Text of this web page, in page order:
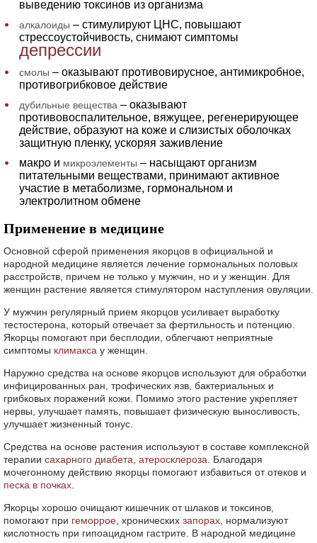
выведению токсинов из организма
алкалоиды – стимулируют ЦНС, повышают
стрессоустойчивость, снимают симптомы
депрессии
смолы – оказывают противовирусное, антимикробное,
противогрибковое действие
дубильные вещества – оказывают
противовоспалительное, вяжущее, регенерирующее
действие, образуют на коже и слизистых оболочках
защитную пленку, ускоряя заживление
макро и микроэлементы – насыщают организм
питательными веществами, принимают активное
участие в метаболизме, гормональном и
электролитном обмене
Применение в медицине
Основной сферой применения якорцов в официальной и
народной медицине является лечение гормональных половых
расстройств, причем не только у мужчин, но и у женщин. Для
женщин растение является стимулятором наступления овуляции.
У мужчин регулярный прием якорцов усиливает выработку
тестостерона, который отвечает за фертильность и потенцию.
Якорцы помогают при бесплодии, облегчают неприятные
симптомы климакса у женщин.
Наружно средства на основе якорцов используют для обработки
инфицированных ран, трофических язв, бактериальных и
грибковых поражений кожи. Помимо этого растение укрепляет
нервы, улучшает память, повышает физическую выносливость,
улучшает жизненный тонус.
Средства на основе растения используют в составе комплексной
терапии сахарного диабета атеросклероза . Благодаря
мочегонному действию якорцы помогают избавиться от отеков и
песка в почках
Якорцы хорошо очищают кишечник от шлаков и токсинов,
помогают при геморрое , хронических запорах , нормализуют
кислотность при гипоацидном гастрите. В народной медицине